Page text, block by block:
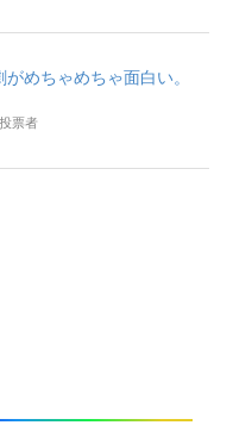
めちゃめちゃ面白い。
票者